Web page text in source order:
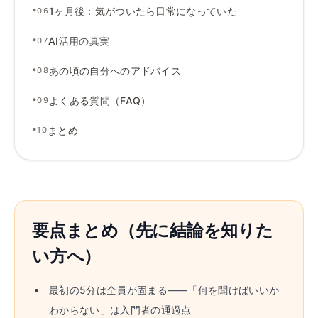
•061ヶ月後 ： 気がついたら日常になっていた
•07AI活用の真実
•08あの頃の自分へのアドバイス
•09 よくある質問（FAQ）
•10 まとめ
要点まとめ（先に結論を知りた
い方へ）
最初の5分は全員が固まる——「何を聞けばいいか
わからない」は入門者の通過点